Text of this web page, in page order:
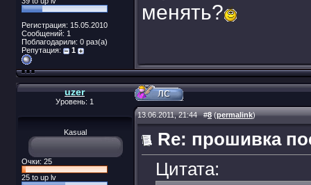
Регистрация: 15.05.2010
Сообщений: 1
Поблагодарили: 0 раз(а)
Репутация:
1
менять?
uzer
Уровень: 1
Kasual
Очки: 25
25 to up lv
13.06.2011, 21:44#8(permalink)
Re: прошивка
Цитата: